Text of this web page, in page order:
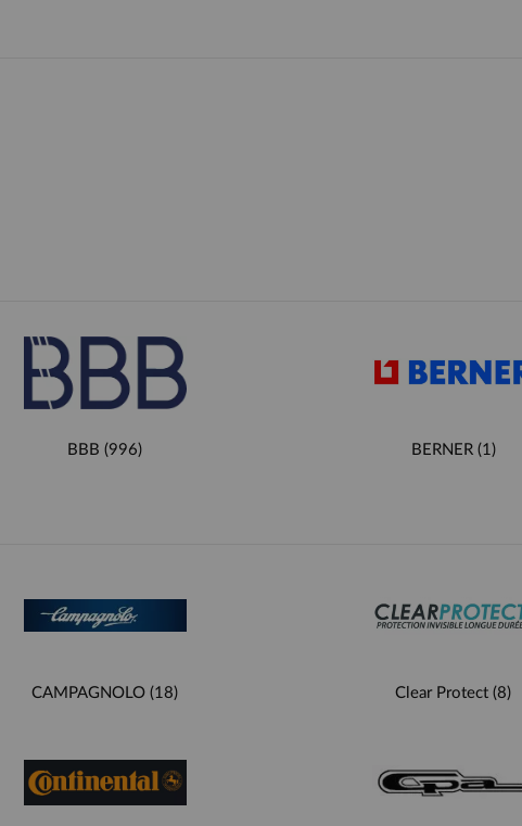
BBB (996) BERNER(1)
CAMPAGNOLO (18) Clear Protect (8)